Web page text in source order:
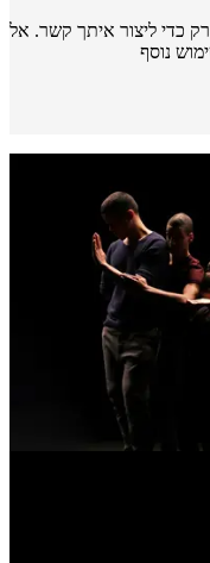
ליצור איתך קשר. אל
נוסף